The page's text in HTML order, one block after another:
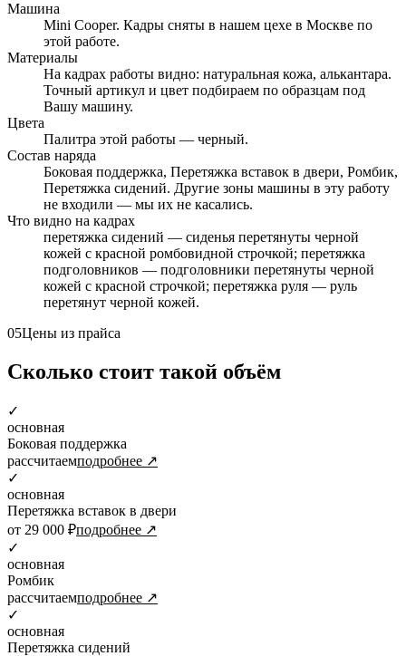
Машина
Mini Cooper. Кадры сняты в нашем цехе в Москве по
этой работе.
Материалы
На кадрах работы видно: натуральная кожа, алькантара.
Точный артикул и цвет подбираем по образцам под
Вашу машину.
Цвета
Палитра этой работы — черный.
Состав наряда
Боковая поддержка, Перетяжка вставок в двери, Ромбик,
Перетяжка сидений. Другие зоны машины в эту работу
не входили — мы их не касались.
Что видно на кадрах
перетяжка сидений — сиденья перетянуты черной
кожей с красной ромбовидной строчкой; перетяжка
подголовников — подголовники перетянуты черной
кожей с красной строчкой; перетяжка руля — руль
перетянут черной кожей.
05Цены из прайса
Сколько стоит такой объём
✓
основная
Боковая поддержка
рассчитаемподробнее ↗
✓
основная
Перетяжка вставок в двери
от 29 000 ₽подробнее ↗
✓
основная
Ромбик
рассчитаемподробнее ↗
✓
основная
Перетяжка сидений